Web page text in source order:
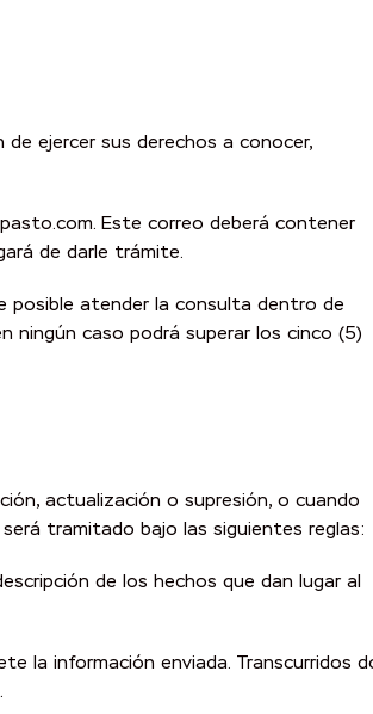
ejercer sus derechos a conocer,
Este correo deberá contener
de darle trámite.
posible atender la consulta dentro de
ningún caso podrá superar los cinco (5)
actualización o supresión, o cuando
tramitado bajo las siguientes reglas:
de los hechos que dan lugar al
la información enviada. Transcurridos